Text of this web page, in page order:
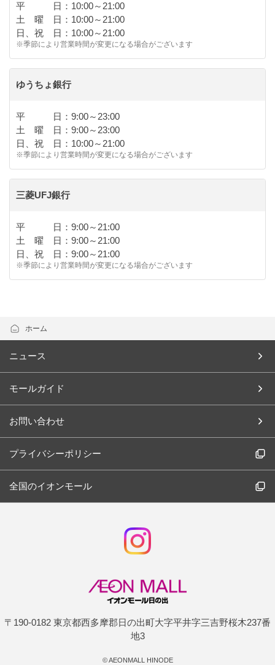
平 日：10:00～21:00
土 曜 日：10:00～21:00
日、祝 日：10:00～21:00
※季節により営業時間が変更になる場合がございます
ゆうちょ銀行
平 日：9:00～23:00
土 曜 日：9:00～23:00
日、祝 日：10:00～21:00
※季節により営業時間が変更になる場合がございます
三菱UFJ銀行
平 日：9:00～21:00
土 曜 日：9:00～21:00
日、祝 日：9:00～21:00
※季節により営業時間が変更になる場合がございます
ホーム
ニュース
モールガイド
お問い合わせ
プライバシーポリシー
全国のイオンモール
〒190-0182 東京都西多摩郡日の出町大字平井字三吉野桜木237番
地3
©AEONMALL HINODE